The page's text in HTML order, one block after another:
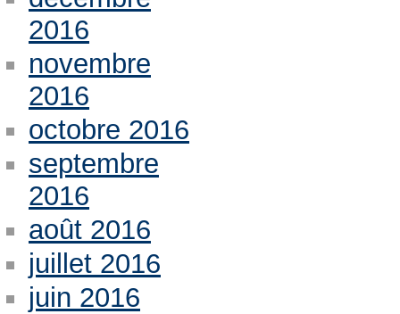
2016
novembre
2016
octobre 2016
septembre
2016
août 2016
juillet 2016
juin 2016